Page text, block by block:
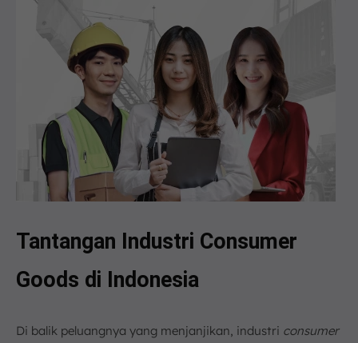
Tantangan Industri Consumer
Goods di Indonesia
Di balik peluangnya yang menjanjikan, industri consumer